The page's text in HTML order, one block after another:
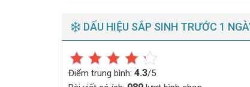
DẤU HIỆU SẮP SINH TRƯỚC 1
Điểm trung bình: 4.3/5